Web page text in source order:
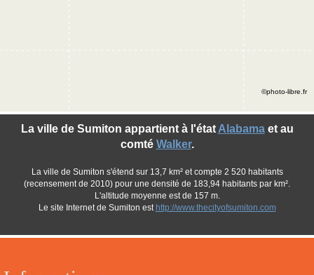
La ville de Sumiton appartient à l'état Alabamaet au
comté Walker.
La ville de Sumiton s'étend sur 13,7 km² et compte 2 520 habitants
(recensement de 2010) pour une densité de 183,94 habitants par km².
L'altitude moyenne est de 157 m.
Le site Internet de Sumiton est http://www.thecityofsumiton.com
©photo-libre.fr